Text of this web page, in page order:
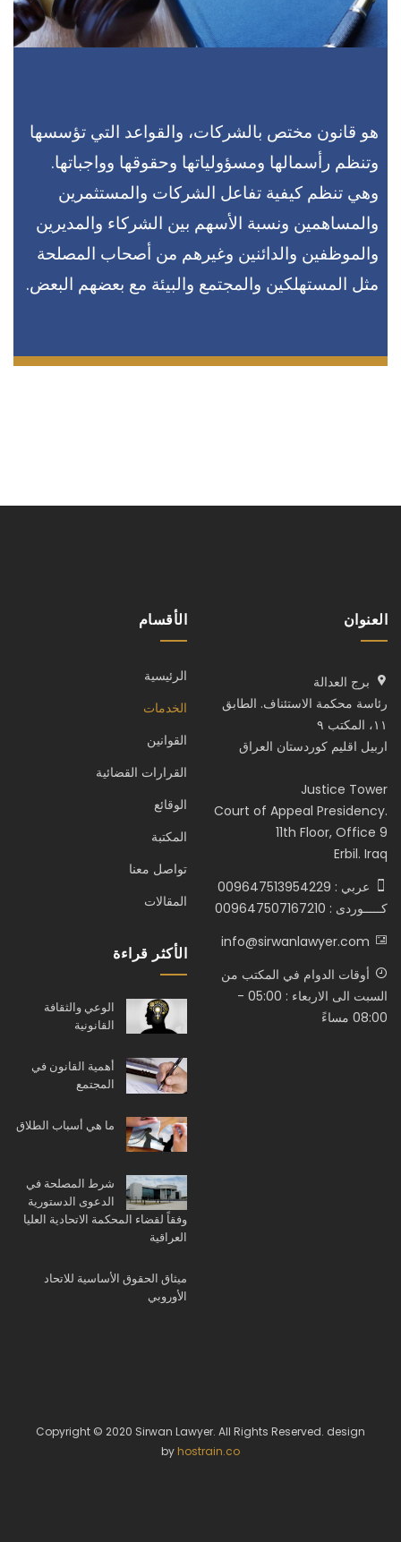
هو قانون مختص بالشركات، والقواعد التي تؤسسها
وتنظم رأسمالها ومسؤولياتها وحقوقها وواجباتها.
وهي تنظم كيفية تفاعل الشركات والمستثمرين
والمساهمين ونسبة الأسهم بين الشركاء والمديرين
والموظفين والدائنين وغيرهم من أصحاب المصلحة
مثل المستهلكين والمجتمع والبيئة مع بعضهم البعض.
العنوان
برج العدالة
رئاسة محكمة الاستئناف. الطابق
١١، المكتب ٩
اربيل اقليم كوردستان العراق
Justice Tower
Court of Appeal Presidency.
11th Floor, Office 9
Erbil. Iraq
عربي : 009647513954229
كـــــوردى : 009647507167210
info@sirwanlawyer.com
أوقات الدوام في المكتب من
السبت الى الاربعاء : 05:00 -
08:00 مساءً
الأقسام
الرئيسية
الخدمات
القوانين
القرارات القضائية
الوقائع
المكتبة
تواصل معنا
المقالات
الأكثر قراءة
الوعي والثقافة
القانونية
أهمية القانون في
المجتمع
ما هي أسباب الطلاق
شرط المصلحة في
الدعوى الدستورية
وفقاً لقضاء المحكمة الاتحادية العليا
العراقية
ميثاق الحقوق الأساسية للاتحاد
الأوروبي
Copyright © 2020 Sirwan Lawyer. All Rights Reserved. design
by hostrain.co